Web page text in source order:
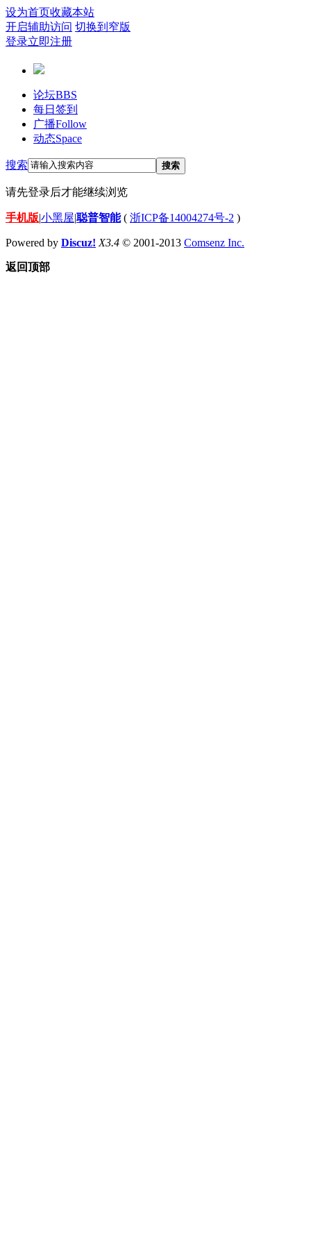
设为首页收藏本站
开启辅助访问 切换到窄版
登录立即注册
论坛BBS
每日签到
广播Follow
动态Space
搜索 搜索
请先登录后才能继续浏览
手机版|小黑屋|聪普智能( 浙ICP备14004274号-2 )
Powered by Discuz! X3.4 © 2001-2013 Comsenz Inc.
返回顶部